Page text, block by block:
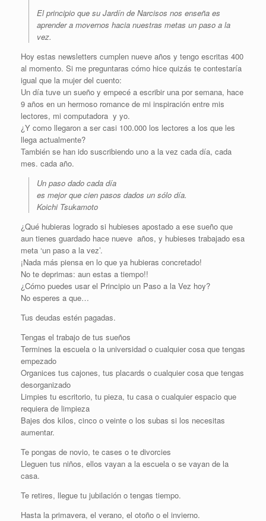
El principio que su Jardín de Narcisos nos enseña es
aprender a movernos hacia nuestras metas un paso a la
vez.
Hoy estas newsletters cumplen nueve años y tengo escritas 400
al momento. Si me preguntaras cómo hice quizás te contestaría
igual que la mujer del cuento:
Un día tuve un sueño y empecé a escribir una por semana, hace
9 años en un hermoso romance de mi inspiración entre mis
lectores, mi computadora y yo.
¿Y como llegaron a ser casi 100.000 los lectores a los que les
llega actualmente?
También se han ido suscribiendo uno a la vez cada día, cada
mes. cada año.
Un paso dado cada día
es mejor que cien pasos dados un sólo día.
Koichi Tsukamoto
¿Qué hubieras logrado si hubieses apostado a ese sueño que
aun tienes guardado hace nueve años, y hubieses trabajado esa
meta ‘un paso a la vez’.
¡Nada más piensa en lo que ya hubieras concretado!
No te deprimas: aun estas a tiempo!!
¿Cómo puedes usar el Principio un Paso a la Vez hoy?
No esperes a que…
Tus deudas estén pagadas.
Tengas el trabajo de tus sueños
Termines la escuela o la universidad o cualquier cosa que tengas
empezado
Organices tus cajones, tus placards o cualquier cosa que tengas
desorganizado
Limpies tu escritorio, tu pieza, tu casa o cualquier espacio que
requiera de limpieza
Bajes dos kilos, cinco o veinte o los subas si los necesitas
aumentar.
Te pongas de novio, te cases o te divorcies
Lleguen tus niños, ellos vayan a la escuela o se vayan de la
casa.
Te retires, llegue tu jubilación o tengas tiempo.
Hasta la primavera, el verano, el otoño o el invierno.